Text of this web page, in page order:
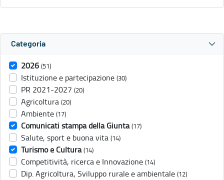
Categoria
2026 (51)
Istituzione e partecipazione (30)
PR 2021-2027 (20)
Agricoltura (20)
Ambiente (17)
Comunicati stampa della Giunta (17)
Salute, sport e buona vita (14)
Turismo e Cultura (14)
Competitività, ricerca e Innovazione (14)
Dip. Agricoltura, Sviluppo rurale e ambientale (12)